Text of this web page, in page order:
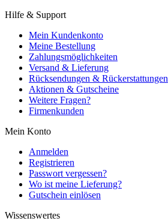
Hilfe & Support
Mein Kundenkonto
Meine Bestellung
Zahlungsmöglichkeiten
Versand & Lieferung
Rücksendungen & Rückerstattungen
Aktionen & Gutscheine
Weitere Fragen?
Firmenkunden
Mein Konto
Anmelden
Registrieren
Passwort vergessen?
Wo ist meine Lieferung?
Gutschein einlösen
Wissenswertes